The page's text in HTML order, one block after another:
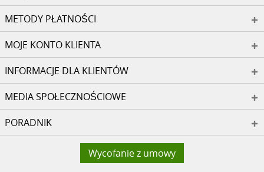
METODY PŁATNOŚCI
MOJE KONTO KLIENTA
INFORMACJE DLA KLIENTÓW
MEDIA SPOŁECZNOŚCIOWE
PORADNIK
Wycofanie z umowy